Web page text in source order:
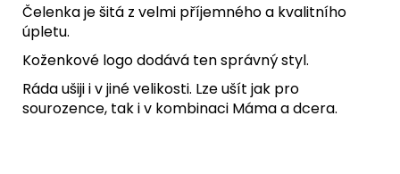
Čelenka je šitá z velmi příjemného a kvalitního
úpletu.
Koženkové logo dodává ten správný styl.
Ráda ušiji i v jiné velikosti. Lze ušít jak pro
sourozence, tak i v kombinaci Máma a dcera.